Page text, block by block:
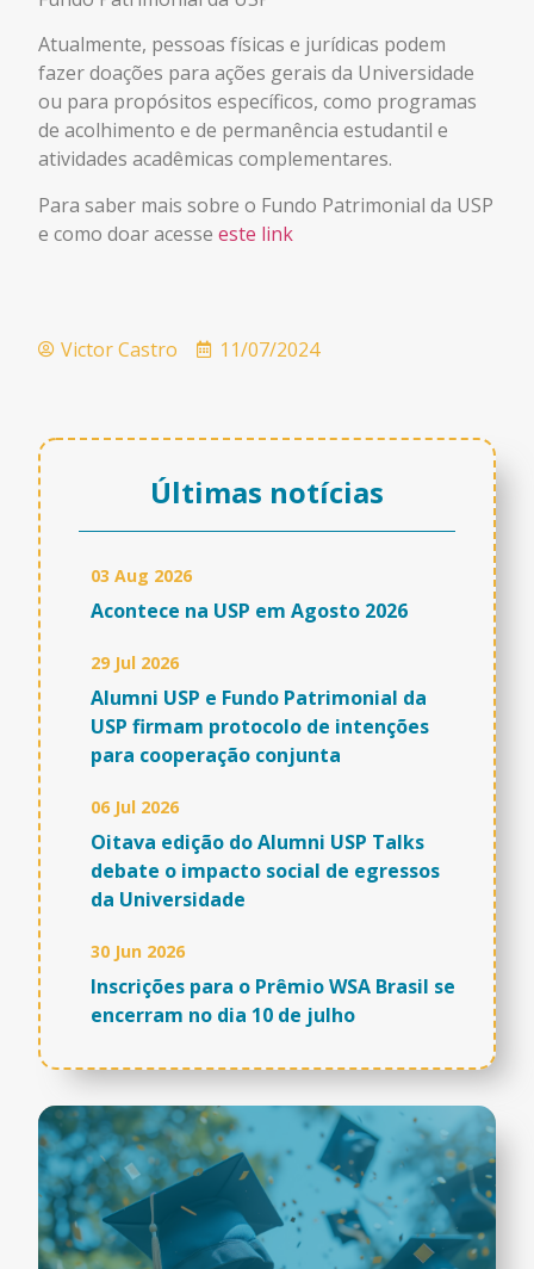
Atualmente, pessoas físicas e jurídicas podem
fazer doações para ações gerais da Universidade
ou para propósitos específicos, como programas
de acolhimento e de permanência estudantil e
atividades acadêmicas complementares.
Para saber mais sobre o Fundo Patrimonial da USP
e como doar acesse este link
Victor Castro 11/07/2024
Últimas notícias
03 Aug 2026
Acontece na USP em Agosto 2026
29 Jul 2026
Alumni USP e Fundo Patrimonial da
USP firmam protocolo de intenções
para cooperação conjunta
06 Jul 2026
Oitava edição do Alumni USP Talks
debate o impacto social de egressos
da Universidade
30 Jun 2026
Inscrições para o Prêmio WSA Brasil se
encerram no dia 10 de julho